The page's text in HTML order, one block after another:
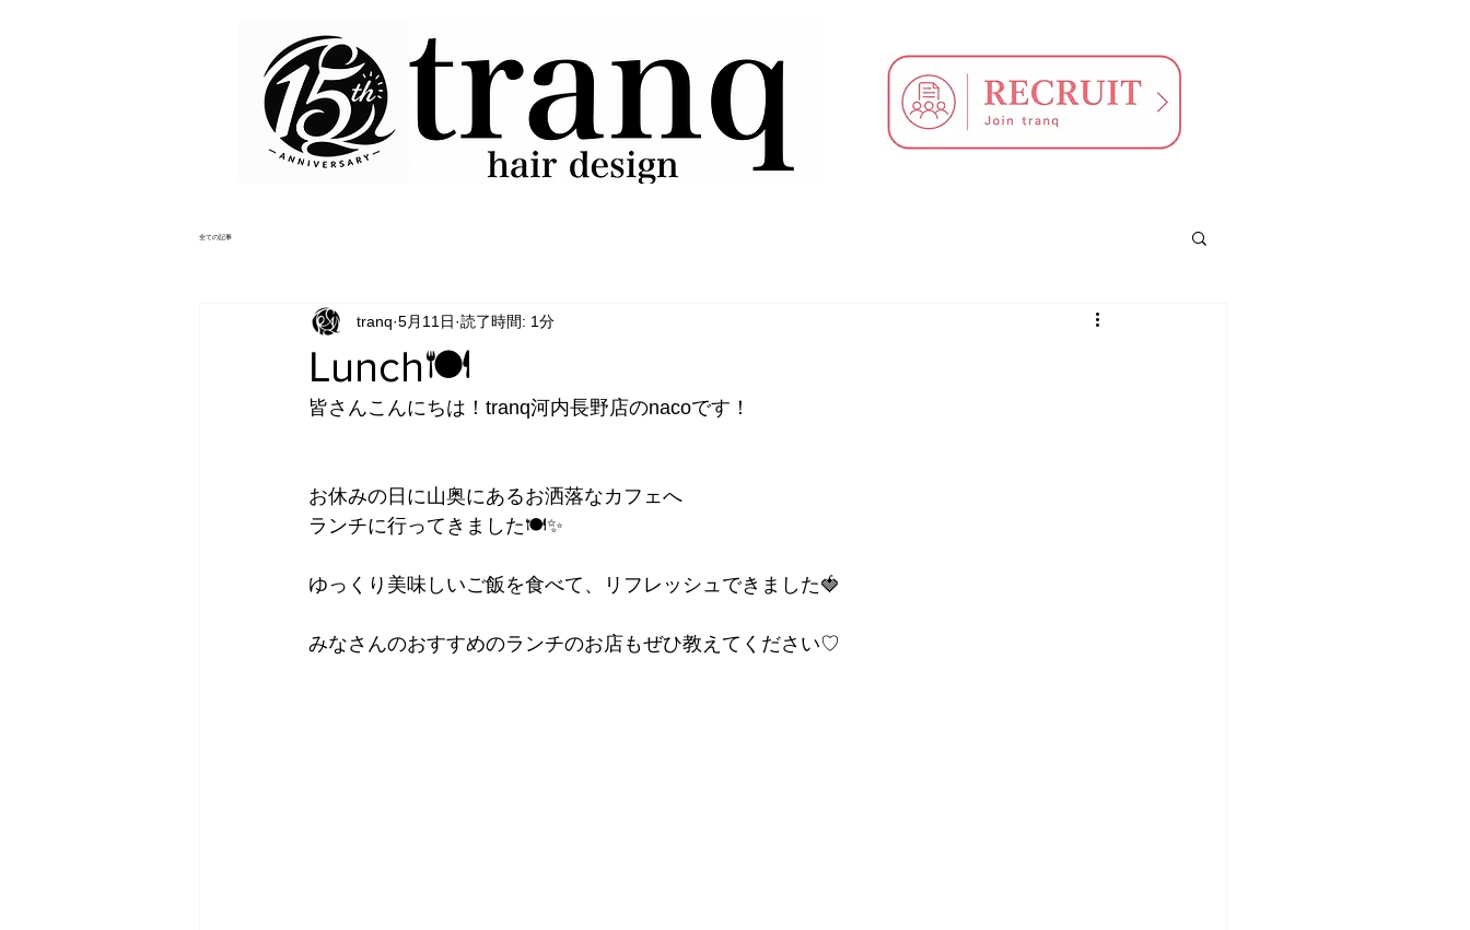
全ての記事
Lunch🍽
tranq 5月11日 読了時間: 1分
皆さんこんにちは！tranq河内長野店のnacoです！
お休みの日に山奥にあるお洒落なカフェへ
ランチに行ってきました🍽️✨
ゆっくり美味しいご飯を食べて、リフレッシュできました🍓
みなさんのおすすめのランチのお店もぜひ教えてください♡